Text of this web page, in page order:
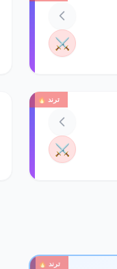
⚔️
ترند 🔥
⚔️
ترند 🔥